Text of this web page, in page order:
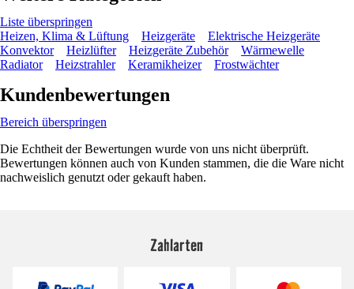
Liste überspringen
Heizen, Klima & Lüftung
Heizgeräte
Elektrische Heizgeräte
Konvektor
Heizlüfter Heizgeräte Zubehör
Wärmewelle
Radiator
Heizstrahler Keramikheizer Frostwächter
Kundenbewertungen
Bereich überspringen
Die Echtheit der Bewertungen wurde von uns nicht überprüft.
Bewertungen können auch von Kunden stammen, die die Ware nicht
nachweislich genutzt oder gekauft haben.
Zahlarten